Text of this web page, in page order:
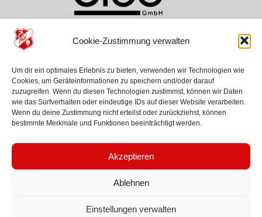
Cookie-Zustimmung verwalten
Um dir ein optimales Erlebnis zu bieten, verwenden wir Technologien wie
Cookies, um Geräteinformationen zu speichern und/oder darauf
zuzugreifen. Wenn du diesen Technologien zustimmst, können wir Daten
wie das Surfverhalten oder eindeutige IDs auf dieser Website verarbeiten.
Wenn du deine Zustimmung nicht erteilst oder zurückziehst, können
bestimmte Merkmale und Funktionen beeinträchtigt werden.
Akzeptieren
Ablehnen
Einstellungen verwalten
ASV Aichwald
SG Schurwald
Jugenden
Über Uns
Geschichte
News
Kontakt
Anfahrt
Kontakt Datenschutz Cookie Richtlinien